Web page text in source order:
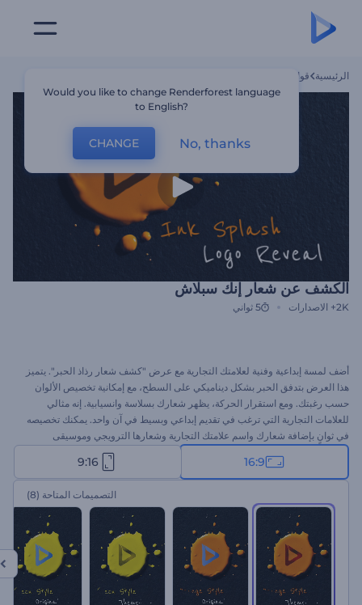
الرئيسية قوالب
الكشف عن شعار إنك سبلاش
2K+ الاصدارات 5 ثواني
أضف لمسة إبداعية وفنية لعلامتك التجارية مع عرض "كشف شعار رذاذ الحبر". يتميز
هذا العرض بتدفق الحبر بشكل ديناميكي على السطح، مع إمكانية تخصيص الألوان
حسب رغبتك. ومع استقرار الحركة، يظهر شعارك بسلاسة وانسيابية. إنه مثالي
للعلامات التجارية التي ترغب في تقديم إبداعي وبسيط في آن واحد. يمكنك تخصيصه
في ثوانٍ بإضافة شعارك واسم علامتك التجارية وشعارها الترويجي وموسيقى
الخلفية. جرّبه الآن!
16:9
9:16
التصميمات المتاحة (8)
Would you like to change Renderforest language
to English?
CHANGE No, thanks